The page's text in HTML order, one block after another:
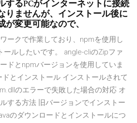
するPCがインターネットに接続
りませんが、インストール後に
が変更可能なので、
ークで作業しており、npmを使用し
ールしたいです。 angle-cliのZipファ
ドとnpmバージョンを使用していま
とインストール インストールされて
のエラーで失敗した場合の対応 オ
する方法 旧バージョンでインストー
のダウンロードとインストールにつ